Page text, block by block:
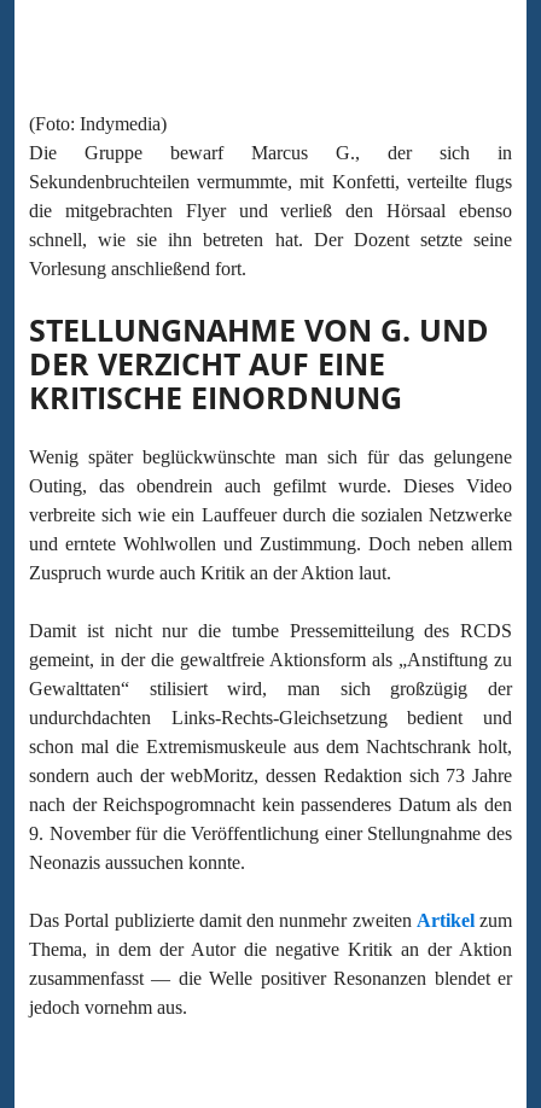
(Foto: Indymedia)
Die Gruppe bewarf Marcus G., der sich in
Sekundenbruchteilen vermummte, mit Konfetti, verteilte flugs
die mitgebrachten Flyer und verließ den Hörsaal ebenso
schnell, wie sie ihn betreten hat. Der Dozent setzte seine
Vorlesung anschließend fort.
STELLUNGNAHME VON G. UND
DER VERZICHT AUF EINE
KRITISCHE EINORDNUNG
Wenig später beglückwünschte man sich für das gelungene
Outing, das obendrein auch gefilmt wurde. Dieses Video
verbreite sich wie ein Lauffeuer durch die sozialen Netzwerke
und erntete Wohlwollen und Zustimmung. Doch neben allem
Zuspruch wurde auch Kritik an der Aktion laut.
Damit ist nicht nur die tumbe Pressemitteilung des RCDS
gemeint, in der die gewaltfreie Aktionsform als „Anstiftung zu
Gewalttaten“ stilisiert wird, man sich großzügig der
undurchdachten Links-Rechts-Gleichsetzung bedient und
schon mal die Extremismuskeule aus dem Nachtschrank holt,
sondern auch der webMoritz, dessen Redaktion sich 73 Jahre
nach der Reichspogromnacht kein passenderes Datum als den
9. November für die Veröffentlichung einer Stellungnahme des
Neonazis aussuchen konnte.
Das Portal publizierte damit den nunmehr zweiten Artikelzum
Thema, in dem der Autor die negative Kritik an der Aktion
zusammenfasst — die Welle positiver Resonanzen blendet er
jedoch vornehm aus.